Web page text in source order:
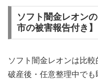
ソフト闇金レオン
市の被害報告付き】
ソフト闇金レオンは比
破産後・任意整理中で